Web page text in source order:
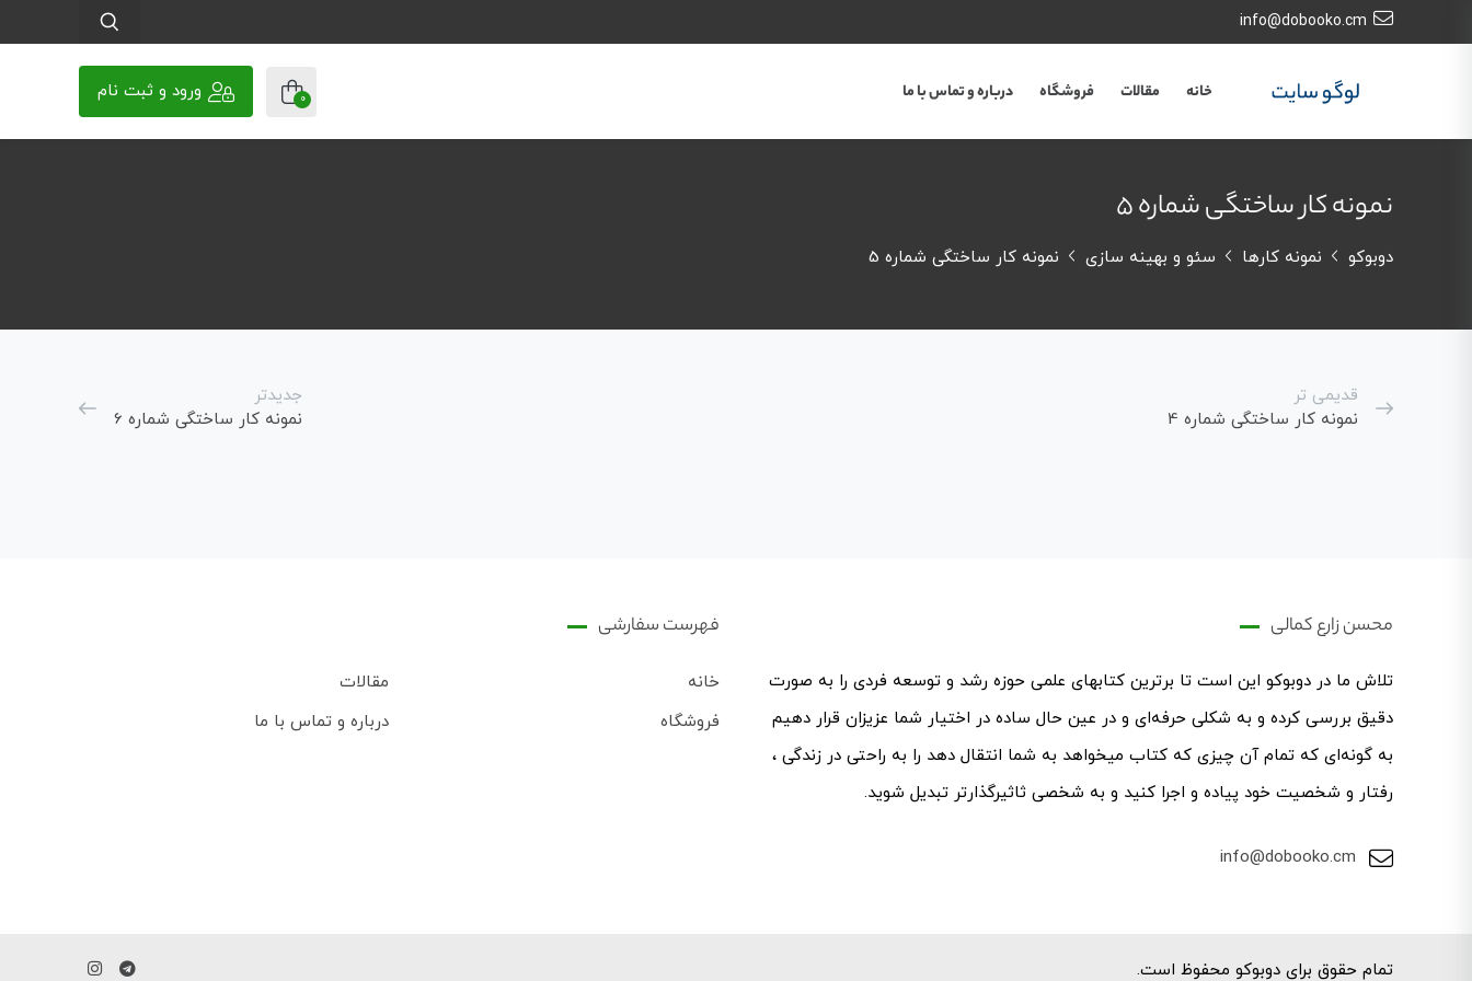
info@dobooko.cm
خانه مقالات فروشگاه درباره و تماس با ما 0 ورود و ثبت نام
نمونه کار ساختگی شماره 5
دوبوکو نمونه کارها سئو و بهینه سازی نمونه کار ساختگی شماره 5
قدیمی تر
نمونه کار ساختگی شماره 4
جدیدتر
نمونه کار ساختگی شماره 6
محسن زارع کمالی
تلاش ما در دوبوکو این است تا برترین کتابهای علمی حوزه رشد و توسعه فردی را به صورت
دقیق بررسی کرده و به شکلی حرفه‌ای ‌و در عین حال ساده در اختیار شما عزیزان قرار دهیم
به گونه‌ای که تمام آن چیزی که کتاب میخواهد به شما انتقال دهد را به راحتی در زندگی ،
رفتار و شخصیت خود پیاده و اجرا کنید و به شخصی ثاثیرگذارتر تبدیل شوید.
info@dobooko.cm
فهرست سفارشی
خانه
مقالات
فروشگاه
درباره و تماس با ما
تمام حقوق برای دوبوکو محفوظ است.